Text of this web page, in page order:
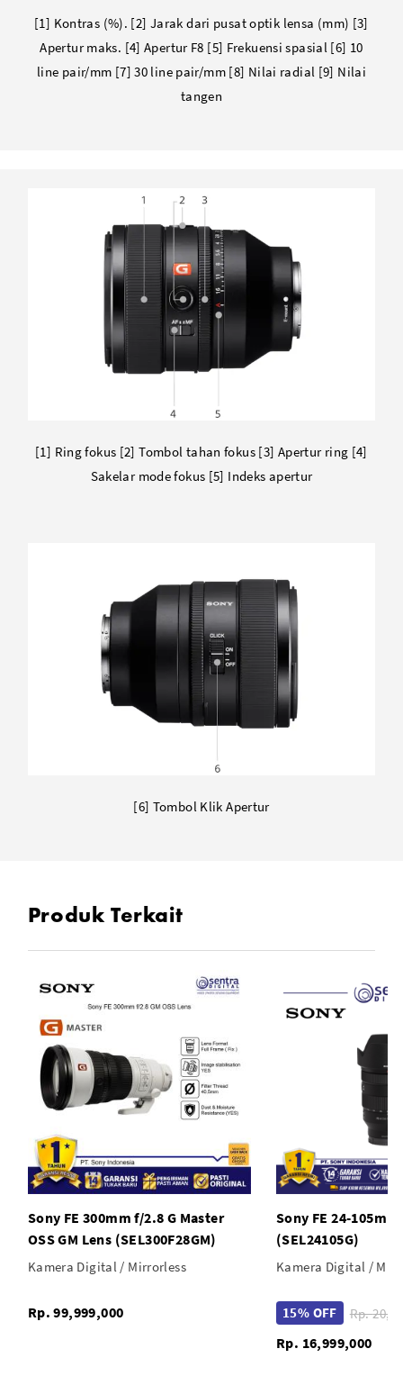
[1] Kontras (%). [2] Jarak dari pusat optik lensa (mm) [3]
Apertur maks. [4] Apertur F8 [5] Frekuensi spasial [6] 10
line pair/mm [7] 30 line pair/mm [8] Nilai radial [9] Nilai
tangen
[1] Ring fokus [2] Tombol tahan fokus [3] Apertur ring [4]
Sakelar mode fokus [5] Indeks apertur
[6] Tombol Klik Apertur
Produk Terkait
Sony FE 300mm f/2.8 G Master
OSS GM Lens (SEL300F28GM)
Kamera Digital / Mirrorless
Rp. 99,999,000
Sony FE 24-105mm
(SEL24105G)
Kamera Digital /
15% OFF Rp.
Rp. 16,999,000